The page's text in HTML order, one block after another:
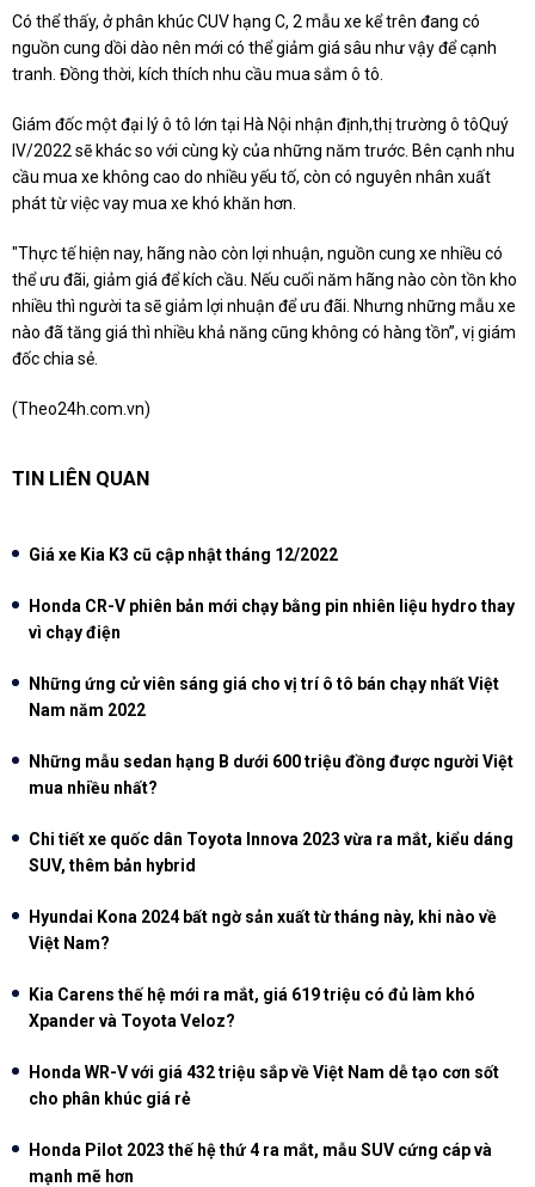
Có thể thấy, ở phân khúc CUV hạng C, 2 mẫu xe kể trên đang có
nguồn cung dồi dào nên mới có thể giảm giá sâu như vậy để cạnh
tranh. Đồng thời, kích thích nhu cầu mua sắm ô tô.
Giám đốc một đại lý ô tô lớn tại Hà Nội nhận định,thị trường ô tôQuý
IV/2022 sẽ khác so với cùng kỳ của những năm trước. Bên cạnh nhu
cầu mua xe không cao do nhiều yếu tố, còn có nguyên nhân xuất
phát từ việc vay mua xe khó khăn hơn.
"Thực tế hiện nay, hãng nào còn lợi nhuận, nguồn cung xe nhiều có
thể ưu đãi, giảm giá để kích cầu. Nếu cuối năm hãng nào còn tồn kho
nhiều thì người ta sẽ giảm lợi nhuận để ưu đãi. Nhưng những mẫu xe
nào đã tăng giá thì nhiều khả năng cũng không có hàng tồn”, vị giám
đốc chia sẻ.
(Theo24h.com.vn)
TIN LIÊN QUAN
Giá xe Kia K3 cũ cập nhật tháng 12/2022
Honda CR-V phiên bản mới chạy bằng pin nhiên liệu hydro thay
vì chạy điện
Những ứng cử viên sáng giá cho vị trí ô tô bán chạy nhất Việt
Nam năm 2022
Những mẫu sedan hạng B dưới 600 triệu đồng được người Việt
mua nhiều nhất?
Chi tiết xe quốc dân Toyota Innova 2023 vừa ra mắt, kiểu dáng
SUV, thêm bản hybrid
Hyundai Kona 2024 bất ngờ sản xuất từ tháng này, khi nào về
Việt Nam?
Kia Carens thế hệ mới ra mắt, giá 619 triệu có đủ làm khó
Xpander và Toyota Veloz?
Honda WR-V với giá 432 triệu sắp về Việt Nam dễ tạo cơn sốt
cho phân khúc giá rẻ
Honda Pilot 2023 thế hệ thứ 4 ra mắt, mẫu SUV cứng cáp và
mạnh mẽ hơn